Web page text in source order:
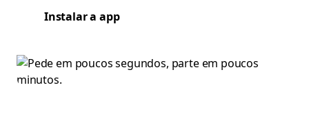
Instalar a app